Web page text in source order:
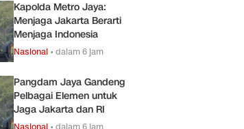
Kapolda Metro Jaya:
Menjaga Jakarta Berarti
Menjaga Indonesia
Nasional •dalam 6 jam
Pangdam Jaya Gandeng
Pelbagai Elemen untuk
Jaga Jakarta dan RI
Nasional •dalam 6 jam